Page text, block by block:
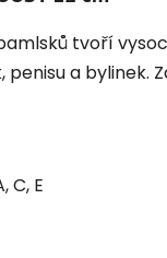
tvoří
a bylinek.
C, E